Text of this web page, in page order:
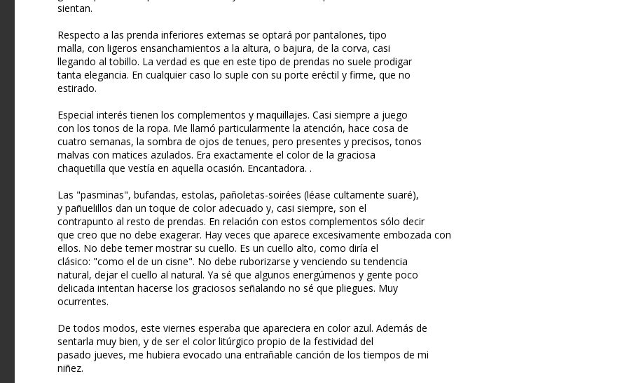
sientan.
Respecto a las prenda inferiores externas se optará por pantalones, tipo
malla, con ligeros ensanchamientos a la altura, o bajura, de la corva, casi
llegando al tobillo. La verdad es que en este tipo de prendas no suele prodigar
tanta elegancia. En cualquier caso lo suple con su porte eréctil y firme, que no
estirado.
Especial interés tienen los complementos y maquillajes. Casi siempre a juego
con los tonos de la ropa. Me llamó particularmente la atención, hace cosa de
cuatro semanas, la sombra de ojos de tenues, pero presentes y precisos, tonos
malvas con matices azulados. Era exactamente el color de la graciosa
chaquetilla que vestía en aquella ocasión. Encantadora. .
Las "pasminas", bufandas, estolas, pañoletas-soirées (léase cultamente suaré),
y pañuelillos dan un toque de color adecuado y, casi siempre, son el
contrapunto al resto de prendas. En relación con estos complementos sólo decir
que creo que no debe exagerar. Hay veces que aparece excesivamente embozada con
ellos. No debe temer mostrar su cuello. Es un cuello alto, como diría el
clásico: "como el de un cisne". No debe ruborizarse y venciendo su tendencia
natural, dejar el cuello al natural. Ya sé que algunos energúmenos y gente poco
delicada intentan hacerse los graciosos señalando no sé que pliegues. Muy
ocurrentes.
De todos modos, este viernes esperaba que apareciera en color azul. Además de
sentarla muy bien, y de ser el color litúrgico propio de la festividad del
pasado jueves, me hubiera evocado una entrañable canción de los tiempos de mi
niñez.